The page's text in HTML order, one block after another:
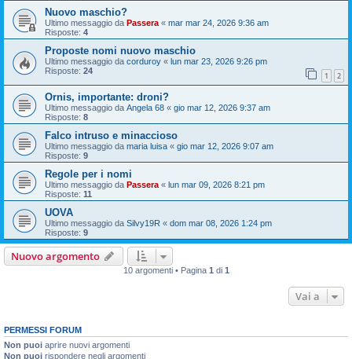
Nuovo maschio?
Ultimo messaggio da Passera « mar mar 24, 2026 9:36 am
Risposte: 4
Proposte nomi nuovo maschio
Ultimo messaggio da corduroy « lun mar 23, 2026 9:26 pm
Risposte: 24 1 2
Ornis, importante: droni?
Ultimo messaggio da Angela 68 « gio mar 12, 2026 9:37 am
Risposte: 8
Falco intruso e minaccioso
Ultimo messaggio da maria luisa « gio mar 12, 2026 9:07 am
Risposte: 9
Regole per i nomi
Ultimo messaggio da Passera « lun mar 09, 2026 8:21 pm
Risposte: 11
UOVA
Ultimo messaggio da Silvy19R « dom mar 08, 2026 1:24 pm
Risposte: 9
Nuovo argomento
10 argomenti • Pagina 1 di 1
Vai a
PERMESSI FORUM
Non puoi aprire nuovi argomenti
Non puoi rispondere negli argomenti